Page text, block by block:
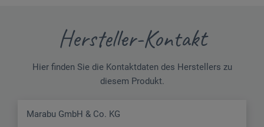
Hersteller-Kontakt
Hier finden Sie die Kontaktdaten des Herstellers zu
diesem Produkt.
Marabu GmbH & Co. KG